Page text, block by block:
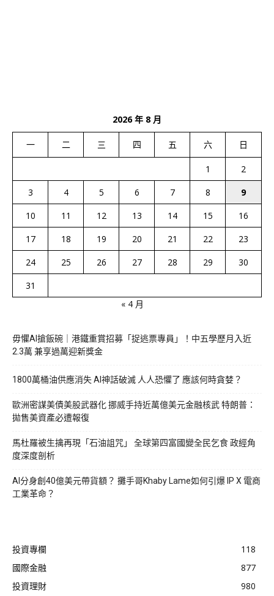
2026 年 8 月
一 二 三 四 五 六 日
1
2
3
4 5 6 7 8
9
10
11 12 13 14 15
16
17
18 19 20 21 22
23
24
25 26 27 28 29
30
31
« 4 月
毋懼AI搶飯碗｜港鐵重賞招募「捉逃票專員」！中五學歷月入近
2.3萬 兼享過萬迎新獎金
1800萬桶油供應消失 AI神話破滅 人人恐懼了 應該何時貪婪？
歐洲密謀美債美股武器化 挪威手持近萬億美元金融核武 特朗普：
拋售美資產必遭報復
馬杜羅被生擒再現「石油詛咒」 全球第四富國變全民乞食 政經角
度深度剖析
AI分身創40億美元帶貨額？ 攤手哥Khaby Lame如何引爆 IP X 電商
工業革命？
投資專欄
118
國際金融
877
投資理財
980